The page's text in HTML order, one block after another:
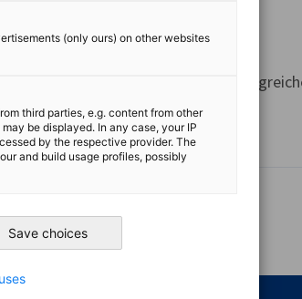
Ihr Unternehmen bei der
Germany Trade & Invest
(only ours) on other websites
third parties, e.g. content from other
be displayed. In any case, your IP
by the respective provider. The
and build usage profiles, possibly
Save choices